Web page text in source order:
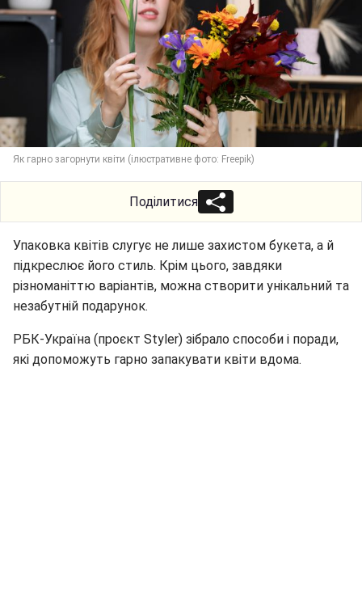
Як гарно загорнути квіти (ілюстративне фото: Freepik)
Поділитися
Упаковка квітів слугує не лише захистом букета, а й
підкреслює його стиль. Крім цього, завдяки
різноманіттю варіантів, можна створити унікальний та
незабутній подарунок.
РБК-Україна (проєкт Styler) зібрало способи і поради,
які допоможуть гарно запакувати квіти вдома.